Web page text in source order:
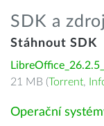
SDK a
Stáhnout SDK
21 MB (Torrent,
Operační